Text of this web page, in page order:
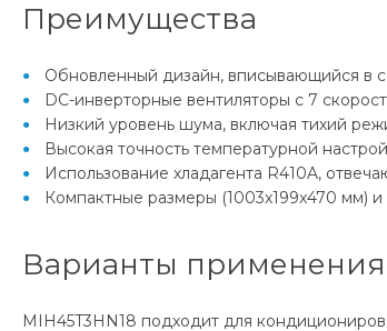
Преимущества
Обновленный дизайн, вписывающийся в
DC-инверторные вентиляторы с 7
Низкий уровень шума, включая тихий
Высокая точность температурной
Использование хладагента R410A,
Компактные размеры (1003x199x470 мм)
Варианты применения
MIH45T3HN18 подходит для